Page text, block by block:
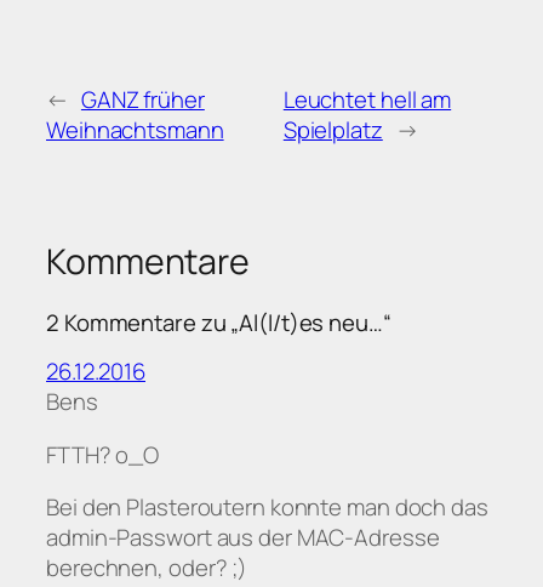
← GANZ früher
Weihnachtsmann
Leuchtet hell am
Spielplatz →
Kommentare
2 Kommentare zu „Al(l/t)es neu…“
26.12.2016
Bens
FTTH? o_O
Bei den Plasteroutern konnte man doch das
admin-Passwort aus der MAC-Adresse
berechnen, oder? ;)